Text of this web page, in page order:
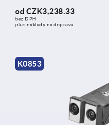
od CZK3,238.33
bez DPH
plus náklady na dopravu
K0853